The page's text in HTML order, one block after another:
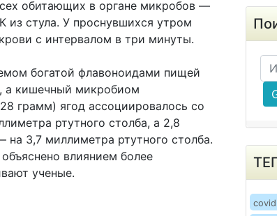
обитающих в органе микробов —
из стула. У проснувшихся утром
с интервалом в три минуты.
богатой флавоноидами пищей
а кишечный микробиом
грамм) ягод ассоциировалось со
ртутного столба, а 2,8
3,7 миллиметра ртутного столба.
влиянием более
ученые.
covid